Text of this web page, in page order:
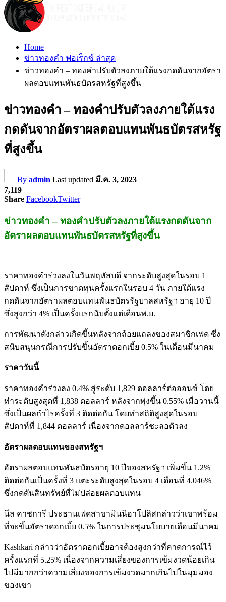
Home
ข่าวทองคำ ฟอเร็กซ์ ล่าสุด
ข่าวทองคำ – ทองคำปรับตัวลงภายใต้แรงกดดันจากอัตรา
ผลตอบแทนพันธบัตรสหรัฐที่สูงขึ้น
ข่าวทองคำ – ทองคำปรับตัวลงภายใต้แรง
กดดันจากอัตราผลตอบแทนพันธบัตรสหรัฐ
ที่สูงขึ้น
By admin Last updated มี.ค. 3, 2023
7,119
Share FacebookTwitter
ข่าวทองคำ – ทองคำปรับตัวลงภายใต้แรงกดดันจาก
อัตราผลตอบแทนพันธบัตรสหรัฐที่สูงขึ้น
ราคาทองคำร่วงลงในวันพฤหัสบดี จากระดับสูงสุดในรอบ 1
สัปดาห์ ซึ่งเป็นการขาดทุนครั้งแรกในรอบ 4 วัน ภายใต้แรง
กดดันจากอัตราผลตอบแทนพันธบัตรรัฐบาลสหรัฐฯ อายุ 10 ปี
ซึ่งสูงกว่า 4% เป็นครั้งแรกนับตั้งแต่เดือนพ.ย.
การพัฒนาดังกล่าวเกิดขึ้นหลังจากถ้อยแถลงของสมาชิกเฟด ซึ่ง
สนับสนุนกรณีการปรับขึ้นอัตราดอกเบี้ย 0.5% ในเดือนมีนาคม
ราคาวันนี้
ราคาทองคำร่วงลง 0.4% สู่ระดับ 1,829 ดอลลาร์ต่อออนซ์ โดย
ทำระดับสูงสุดที่ 1,838 ดอลลาร์ หลังจากพุ่งขึ้น 0.55% เมื่อวานนี้
ซึ่งเป็นผลกำไรครั้งที่ 3 ติดต่อกัน โดยทำสถิติสูงสุดในรอบ
สัปดาห์ที่ 1,844 ดอลลาร์ เนื่องจากดอลลาร์ชะลอตัวลง
อัตราผลตอบแทนของสหรัฐฯ
อัตราผลตอบแทนพันธบัตรอายุ 10 ปีของสหรัฐฯ เพิ่มขึ้น 1.2%
ติดต่อกันเป็นครั้งที่ 3 แตะระดับสูงสุดในรอบ 4 เดือนที่ 4.046%
ซึ่งกดดันสินทรัพย์ที่ไม่ปล่อยผลตอบแทน
นีล คาชการี ประธานเฟดสาขามินนิอาโปลิสกล่าวว่าเขาพร้อม
ที่จะขึ้นอัตราดอกเบี้ย 0.5% ในการประชุมนโยบายเดือนมีนาคม
Kashkari กล่าวว่าอัตราดอกเบี้ยอาจต้องสูงกว่าที่คาดการณ์ไว้
ครั้งแรกที่ 5.25% เนื่องจากความเสี่ยงของการเข้มงวดน้อยเกิน
ไปมีมากกว่าความเสี่ยงของการเข้มงวดมากเกินไปในมุมมอง
ของเขา